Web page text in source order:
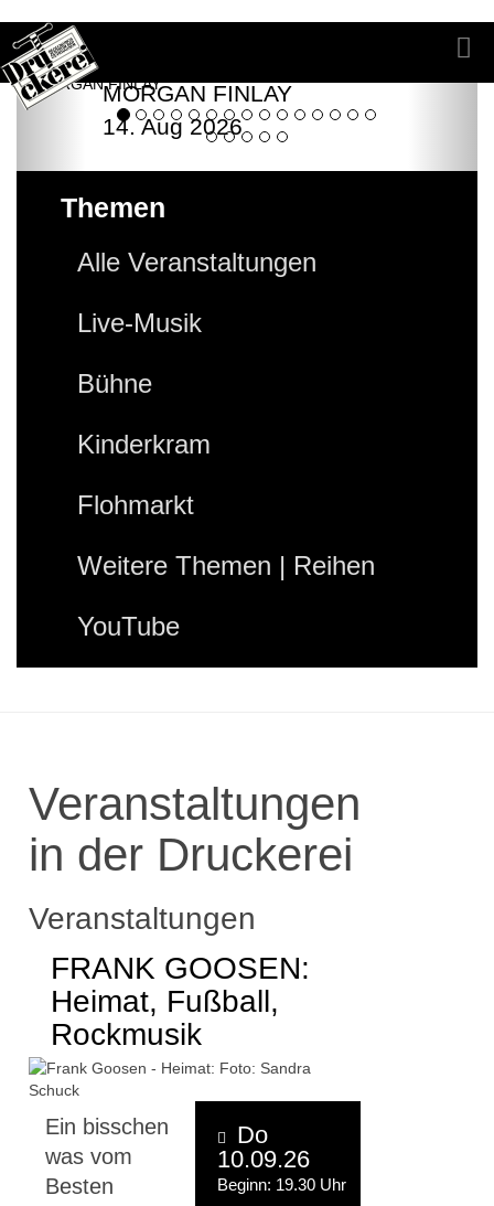
MORGAN FINLAY
14. Aug 2026
Themen
Alle Veranstaltungen
Live-Musik
Bühne
Kinderkram
Flohmarkt
Weitere Themen | Reihen
YouTube
Veranstaltungen
in der Druckerei
Veranstaltungen
FRANK GOOSEN:
Heimat, Fußball,
Rockmusik
Ein bisschen
was vom
Besten
Do
10.09.26
Beginn: 19.30 Uhr